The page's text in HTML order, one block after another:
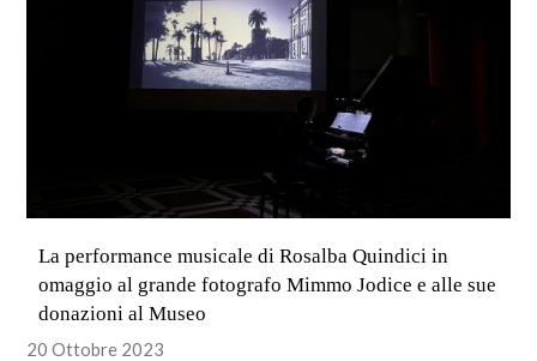
La performance musicale di Rosalba Quindici in
omaggio al grande fotografo Mimmo Jodice e alle sue
donazioni al Museo
20 Ottobre 2023